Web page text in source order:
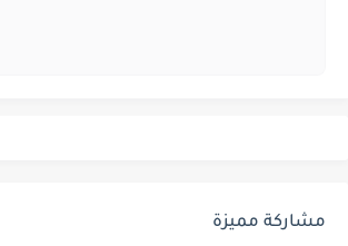
مشاركة مميزة